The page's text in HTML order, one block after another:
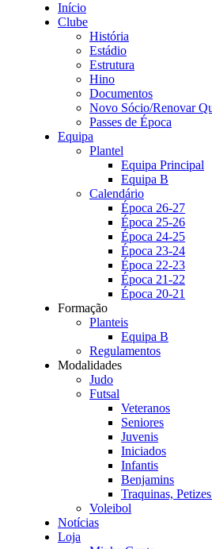
Início
Clube
História
Estádio
Estrutura
Hino
Documentos
Novo Sócio/Renovar
Passes de Época
Equipa
Plantel
Equipa Principal
Equipa B
Calendário
Época 26-27
Época 25-26
Época 24-25
Época 23-24
Época 22-23
Época 21-22
Época 20-21
Formação
Planteis
Equipa B
Regulamentos
Modalidades
Judo
Futsal
Veteranos
Seniores
Juvenis
Iniciados
Infantis
Benjamins
Traquinas,
Voleibol
Notícias
Loja